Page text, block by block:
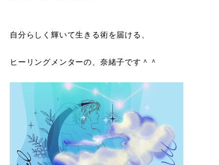
自分らしく輝いて生きる術を届ける、
ヒーリングメンターの、奈緒子です＾＾